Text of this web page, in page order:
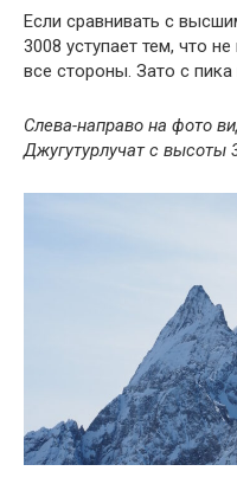
Если сравнивать с
3008 уступает тем, что
все стороны. Зато с
Слева-направо на фото
Джугутурлучат с высоты